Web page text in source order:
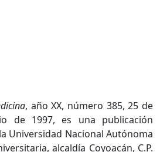
, año XX, número 385, 25 de
de 1997, es una publicación
Universidad Nacional Autónoma
alcaldía Coyoacán, C.P.